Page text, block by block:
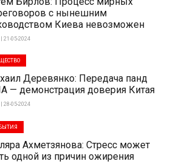
с нынешним
Киева невозможен
21-05-2024
Деревянко: Передача панд
— демонстрация доверия Китая
28-05-2024
Ахметзянова: Стресс может
одной из причин ожирения